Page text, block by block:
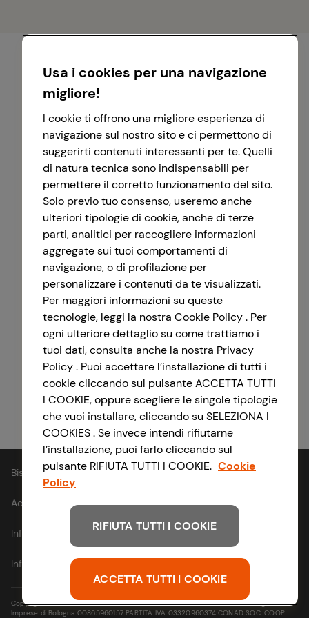
Registrati con Google
Registrati con Facebook
Registrati con Apple
Bisogno di aiuto?
Accessibilità
Informativa cookie
Informativa privacy
Copyright © 2021- Via Michelino, 59 | 40127 BOLOGNA Codice Fiscale e Registro
Imprese di Bologna 00865960157 PARTITA IVA 03320960374 CONAD SOC. COOP.
Usa i cookies per una navigazione
migliore!
I cookie ti offrono una migliore esperienza di
navigazione sul nostro sito e ci permettono di
suggerirti contenuti interessanti per te. Quelli
di natura tecnica sono indispensabili per
permettere il corretto funzionamento del sito.
Solo previo tuo consenso, useremo anche
ulteriori tipologie di cookie, anche di terze
parti, analitici per raccogliere informazioni
aggregate sui tuoi comportamenti di
navigazione, o di profilazione per
personalizzare i contenuti da te visualizzati.
Per maggiori informazioni su queste
tecnologie, leggi la nostra Cookie Policy . Per
ogni ulteriore dettaglio su come trattiamo i
tuoi dati, consulta anche la nostra Privacy
Policy . Puoi accettare l’installazione di tutti i
cookie cliccando sul pulsante ACCETTA TUTTI
I COOKIE, oppure scegliere le singole tipologie
che vuoi installare, cliccando su SELEZIONA I
COOKIES . Se invece intendi rifiutarne
l’installazione, puoi farlo cliccando sul
pulsante RIFIUTA TUTTI I COOKIE. Cookie
Policy
RIFIUTA TUTTI I COOKIE
ACCETTA TUTTI I COOKIE